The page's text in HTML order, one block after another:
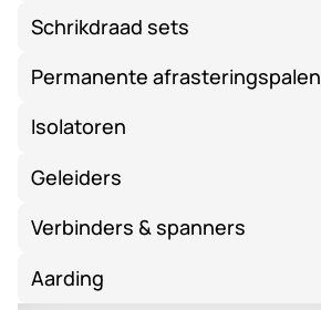
Schrikdraad sets
Permanente afrasteringspalen
Isolatoren
Geleiders
Verbinders & spanners
Aarding